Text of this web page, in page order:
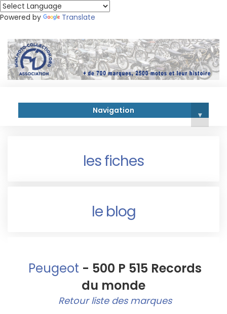
Powered by Translate
Navigation ▾
les fiches
le blog
Peugeot - 500 P 515 Records
du monde
Retour liste des marques